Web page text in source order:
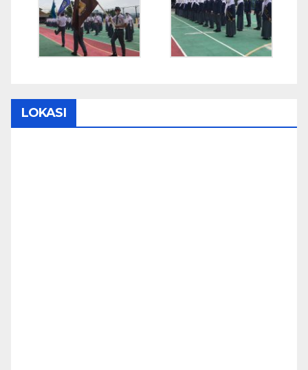
LOKASI